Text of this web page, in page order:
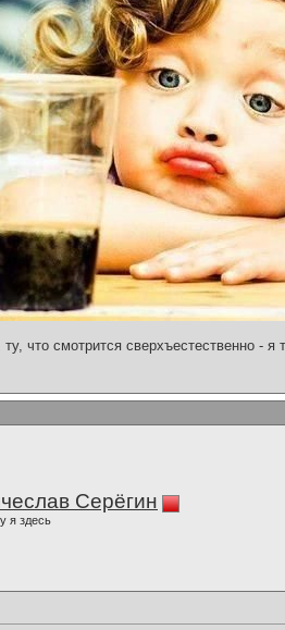
что смотрится сверхъестественно -
Серёгин
я здесь